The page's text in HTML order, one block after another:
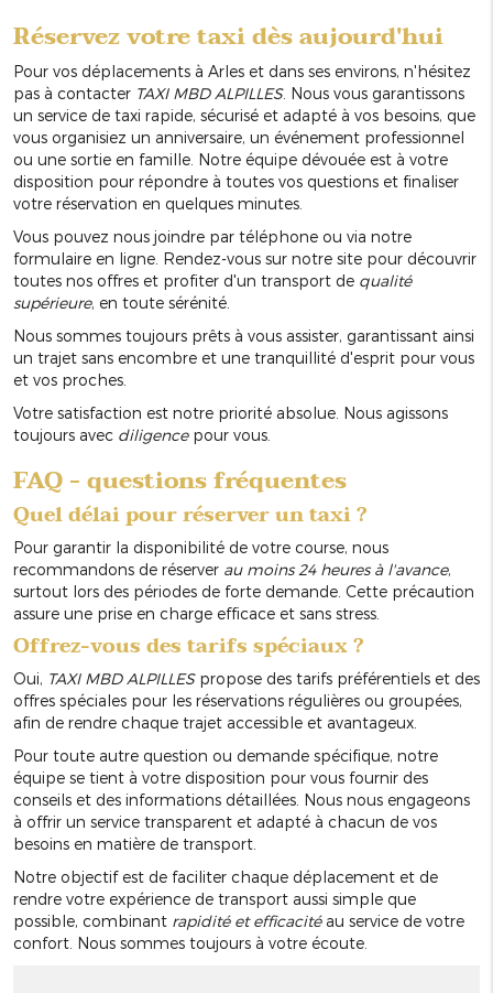
Réservez votre taxi dès aujourd'hui
Pour vos déplacements à Arles et dans ses environs, n'hésitez
pas à contacter TAXI MBD ALPILLES. Nous vous garantissons
un service de taxi rapide, sécurisé et adapté à vos besoins, que
vous organisiez un anniversaire, un événement professionnel
ou une sortie en famille. Notre équipe dévouée est à votre
disposition pour répondre à toutes vos questions et finaliser
votre réservation en quelques minutes.
Vous pouvez nous joindre par téléphone ou via notre
formulaire en ligne. Rendez-vous sur notre site pour découvrir
toutes nos offres et profiter d'un transport de qualité
supérieure, en toute sérénité.
Nous sommes toujours prêts à vous assister, garantissant ainsi
un trajet sans encombre et une tranquillité d'esprit pour vous
et vos proches.
Votre satisfaction est notre priorité absolue. Nous agissons
toujours avec diligencepour vous.
FAQ - questions fréquentes
Quel délai pour réserver un taxi ?
Pour garantir la disponibilité de votre course, nous
recommandons de réserver au moins 24 heures à l'avance,
surtout lors des périodes de forte demande. Cette précaution
assure une prise en charge efficace et sans stress.
Offrez-vous des tarifs spéciaux ?
Oui, TAXI MBD ALPILLESpropose des tarifs préférentiels et des
offres spéciales pour les réservations régulières ou groupées,
afin de rendre chaque trajet accessible et avantageux.
Pour toute autre question ou demande spécifique, notre
équipe se tient à votre disposition pour vous fournir des
conseils et des informations détaillées. Nous nous engageons
à offrir un service transparent et adapté à chacun de vos
besoins en matière de transport.
Notre objectif est de faciliter chaque déplacement et de
rendre votre expérience de transport aussi simple que
possible, combinant rapidité et efficacitéau service de votre
confort. Nous sommes toujours à votre écoute.